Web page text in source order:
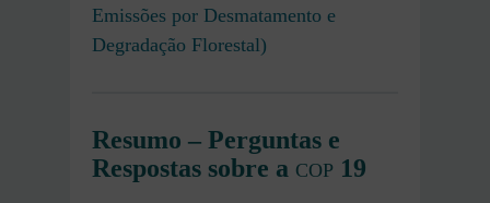
Emissões por Desmatamento e
Degradação Florestal)
Resumo – Perguntas e
Respostas sobre a COP 19